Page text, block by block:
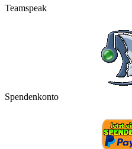
Teamspeak
Spendenkonto